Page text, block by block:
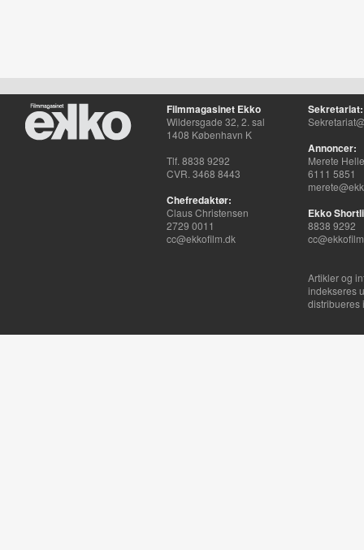
Filmmagasinet Ekko
Wildersgade 32, 2. sal
1408 København K
Tlf. 8838 9292
CVR. 3468 8443
Chefredaktør:
Claus Christensen
2729 0011
cc@ekkofilm.dk
Sekretariat:
Annoncer:
Merete
6111 5851
Ekko
8838 9292
Artikler og
indekseres
distribueres